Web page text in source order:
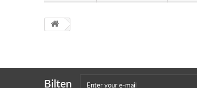
Bilten